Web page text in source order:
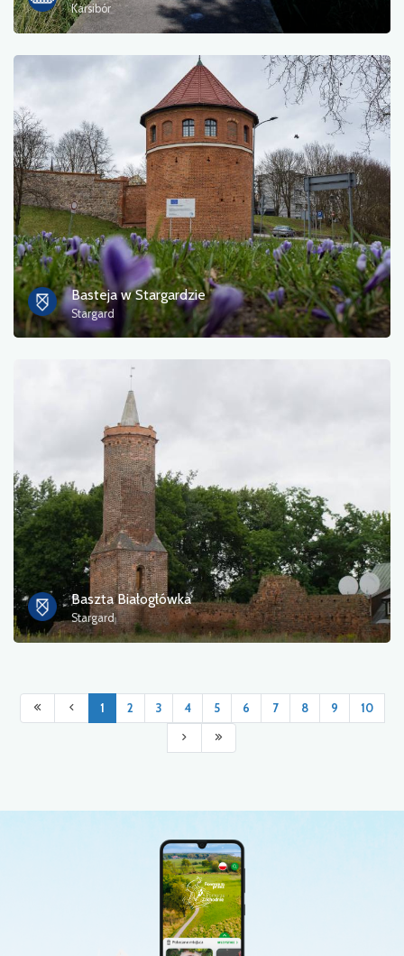
Karsibór
Basteja w Stargardzie
Stargard
Baszta Białogłówka
Stargard
1 2 3 4 5 6 7 8 9 10